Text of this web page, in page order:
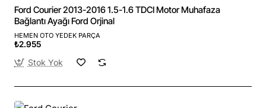
Ford Courier 2013-2016 1.5-1.6 TDCI Motor Muhafaza
Bağlantı Ayağı Ford Orjinal
HEMEN OTO YEDEK PARÇA
₺2.955
Stok Yok